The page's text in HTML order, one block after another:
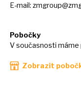
E-mail:
Pobočky
V současnosti
Zobrazit